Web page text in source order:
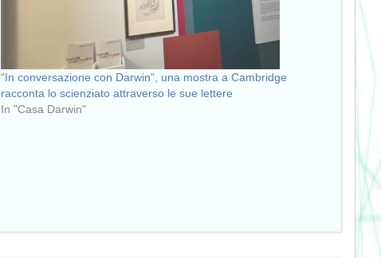
“In conversazione con Darwin”, una mostra a Cambridge
racconta lo scienziato attraverso le sue lettere
In "Casa Darwin"